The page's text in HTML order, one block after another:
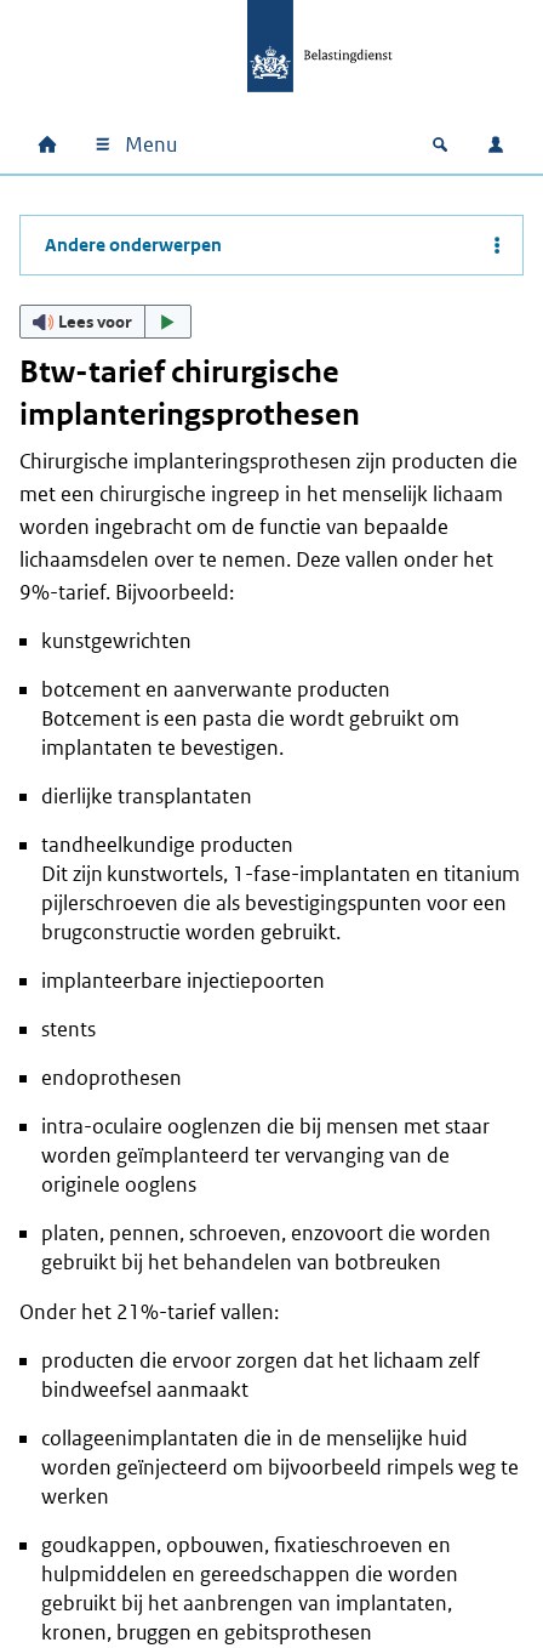
Hoofdnavigatie
Home Menu Open
Andere onderwerpen
Lees voor
Btw-tarief chirurgische
implanteringsprothesen
Chirurgische implanteringsprothesen zijn producten die
met een chirurgische ingreep in het menselijk lichaam
worden ingebracht om de functie van bepaalde
lichaamsdelen over te nemen. Deze vallen onder het
9%-tarief. Bijvoorbeeld:
kunstgewrichten
botcement en aanverwante producten
Botcement is een pasta die wordt gebruikt om
implantaten te bevestigen.
dierlijke transplantaten
tandheelkundige producten
Dit zijn kunstwortels, 1-fase-implantaten en titanium
pijlerschroeven die als bevestigingspunten voor een
brugconstructie worden gebruikt.
implanteerbare injectiepoorten
stents
endoprothesen
intra-oculaire ooglenzen die bij mensen met staar
worden geïmplanteerd ter vervanging van de
originele ooglens
platen, pennen, schroeven, enzovoort die worden
gebruikt bij het behandelen van botbreuken
Onder het 21%-tarief vallen:
producten die ervoor zorgen dat het lichaam zelf
bindweefsel aanmaakt
collageenimplantaten die in de menselijke huid
worden geïnjecteerd om bijvoorbeeld rimpels weg te
werken
goudkappen, opbouwen, fixatieschroeven en
hulpmiddelen en gereedschappen die worden
gebruikt bij het aanbrengen van implantaten,
kronen, bruggen en gebitsprothesen